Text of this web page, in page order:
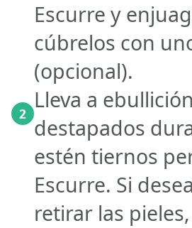
2
Escurre y
cúbrelos con
(opcional).
Lleva a
destapados
estén tiernos
Escurre. Si
retirar las